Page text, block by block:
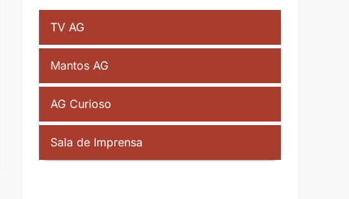
TV AG
Mantos AG
AG Curioso
Sala de Imprensa